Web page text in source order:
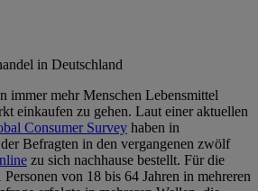
in Deutschland
immer mehr Menschen Lebensmittel
einkaufen zu gehen. Laut einer aktuellen
Consumer Survey haben in
Befragten in den vergangenen zwölf
zu sich nachhause bestellt. Für die
von 18 bis 64 Jahren in mehreren